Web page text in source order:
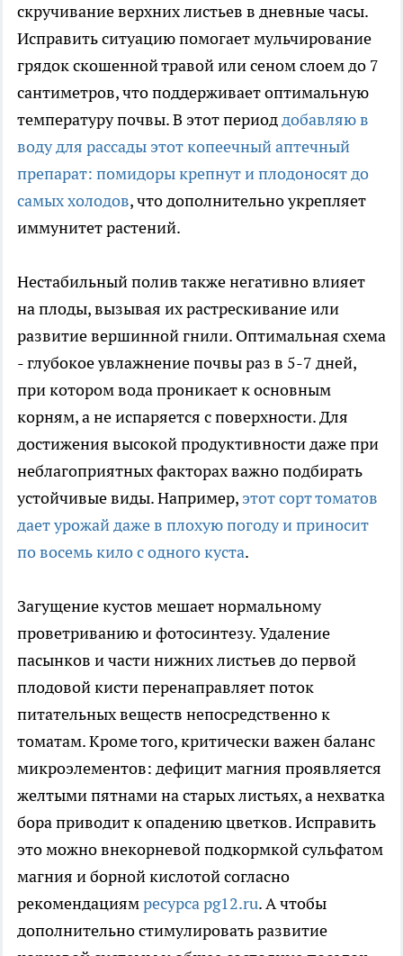
скручивание верхних листьев в дневные часы.
Исправить ситуацию помогает мульчирование
грядок скошенной травой или сеном слоем до 7
сантиметров, что поддерживает оптимальную
температуру почвы. В этот периоддобавляю в
воду для рассады этот копеечный аптечный
препарат: помидоры крепнут и плодоносят до
самых холодов, что дополнительно укрепляет
иммунитет растений.
Нестабильный полив также негативно влияет
на плоды, вызывая их растрескивание или
развитие вершинной гнили. Оптимальная схема
- глубокое увлажнение почвы раз в 5-7 дней,
при котором вода проникает к основным
корням, а не испаряется с поверхности. Для
достижения высокой продуктивности даже при
неблагоприятных факторах важно подбирать
устойчивые виды. Например, этот сорт томатов
дает урожай даже в плохую погоду и приносит
по восемь кило с одного куста.
Загущение кустов мешает нормальному
проветриванию и фотосинтезу. Удаление
пасынков и части нижних листьев до первой
плодовой кисти перенаправляет поток
питательных веществ непосредственно к
томатам. Кроме того, критически важен баланс
микроэлементов: дефицит магния проявляется
желтыми пятнами на старых листьях, а нехватка
бора приводит к опадению цветков. Исправить
это можно внекорневой подкормкой сульфатом
магния и борной кислотой согласно
рекомендациямресурса pg12.ru. А чтобы
дополнительно стимулировать развитие